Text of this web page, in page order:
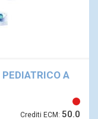
A
Crediti ECM: 50.0